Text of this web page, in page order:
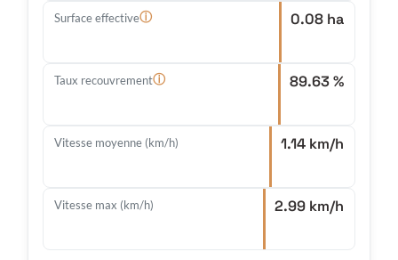
Surface effectiveⓘ 0.08 ha
Taux recouvrementⓘ 89.63 %
Vitesse moyenne (km/h) 1.14 km/h
Vitesse max (km/h) 2.99 km/h